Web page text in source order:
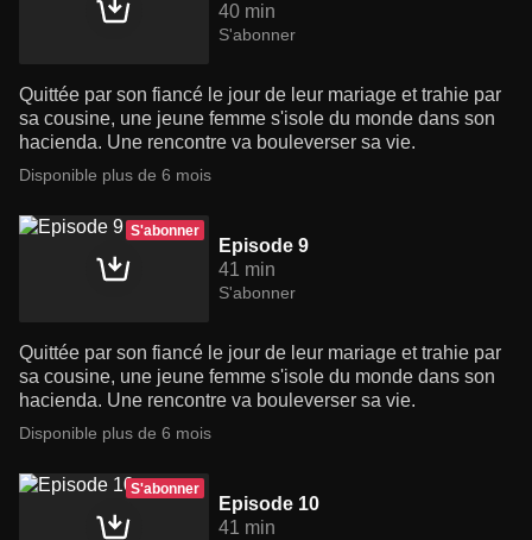
40 min
S'abonner
Quittée par son fiancé le jour de leur mariage et trahie par
sa cousine, une jeune femme s'isole du monde dans son
hacienda. Une rencontre va bouleverser sa vie.
Disponible plus de 6 mois
S'abonner
Episode 9
41 min
S'abonner
Quittée par son fiancé le jour de leur mariage et trahie par
sa cousine, une jeune femme s'isole du monde dans son
hacienda. Une rencontre va bouleverser sa vie.
Disponible plus de 6 mois
S'abonner
Episode 10
41 min